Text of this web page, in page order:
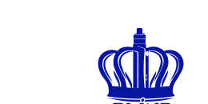
المحتوى